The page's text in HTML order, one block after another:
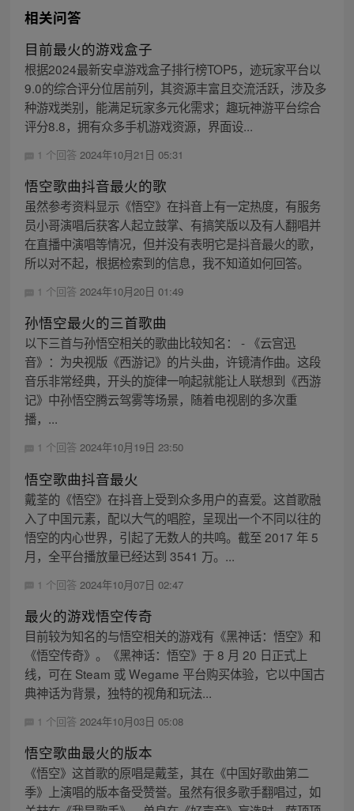
相关问答
目前最火的游戏盒子
根据2024最新安卓游戏盒子排行榜TOP5，迹玩家平台以
9.0的综合评分位居前列，其资源丰富且交流活跃，涉及多
种游戏类别，能满足玩家多元化需求；趣玩神游平台综合
评分8.8，拥有众多手机游戏资源，界面设...
1 个回答 2024年10月21日 05:31
悟空歌曲抖音最火的歌
虽然参考资料显示《悟空》在抖音上有一定热度，有服务
员小哥演唱后获客人起立鼓掌、有搞笑版以及有人翻唱并
在直播中演唱等情况，但并没有表明它是抖音最火的歌，
所以对不起，根据检索到的信息，我不知道如何回答。
1 个回答 2024年10月20日 01:49
孙悟空最火的三首歌曲
以下三首与孙悟空相关的歌曲比较知名： - 《云宫迅
音》：为央视版《西游记》的片头曲，许镜清作曲。这段
音乐非常经典，开头的旋律一响起就能让人联想到《西游
记》中孙悟空腾云驾雾等场景，随着电视剧的多次重
播，...
1 个回答 2024年10月19日 23:50
悟空歌曲抖音最火
戴荃的《悟空》在抖音上受到众多用户的喜爱。这首歌融
入了中国元素，配以大气的唱腔，呈现出一个不同以往的
悟空的内心世界，引起了无数人的共鸣。截至 2017 年 5
月，全平台播放量已经达到 3541 万。...
1 个回答 2024年10月07日 02:47
最火的游戏悟空传奇
目前较为知名的与悟空相关的游戏有《黑神话：悟空》和
《悟空传奇》。《黑神话：悟空》于 8 月 20 日正式上
线，可在 Steam 或 Wegame 平台购买体验，它以中国古
典神话为背景，独特的视角和玩法...
1 个回答 2024年10月03日 05:08
悟空歌曲最火的版本
《悟空》这首歌的原唱是戴荃，其在《中国好歌曲第二
季》上演唱的版本备受赞誉。虽然有很多歌手翻唱过，如